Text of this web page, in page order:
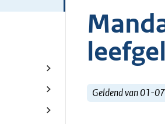
Geldend van 01-